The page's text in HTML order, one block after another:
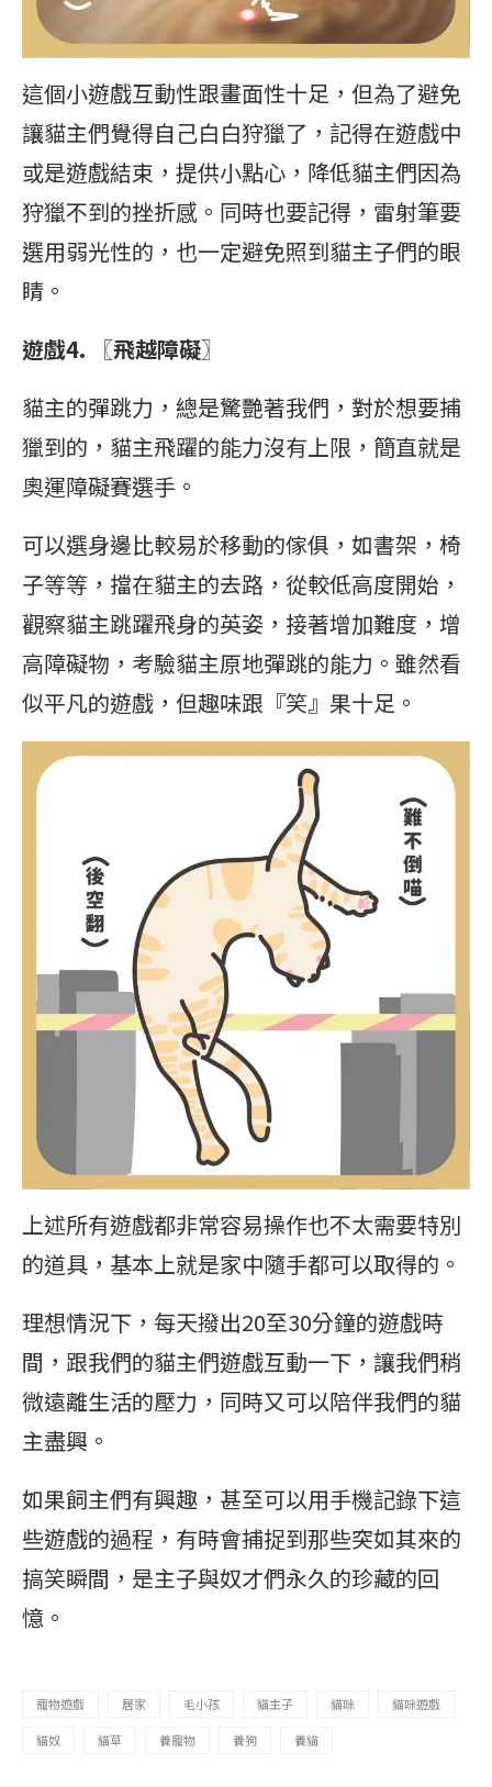
這個小遊戲互動性跟畫面性十足，但為了避免
讓貓主們覺得自己白白狩獵了，記得在遊戲中
或是遊戲結束，提供小點心，降低貓主們因為
狩獵不到的挫折感。同時也要記得，雷射筆要
選用弱光性的，也一定避免照到貓主子們的眼
睛。
遊戲4. 〖飛越障礙〗
貓主的彈跳力，總是驚艷著我們，對於想要捕
獵到的，貓主飛躍的能力沒有上限，簡直就是
奧運障礙賽選手。
可以選身邊比較易於移動的傢俱，如書架，椅
子等等，擋在貓主的去路，從較低高度開始，
觀察貓主跳躍飛身的英姿，接著增加難度，增
高障礙物，考驗貓主原地彈跳的能力。雖然看
似平凡的遊戲，但趣味跟『笑』果十足。
上述所有遊戲都非常容易操作也不太需要特別
的道具，基本上就是家中隨手都可以取得的。
理想情況下，每天撥出20至30分鐘的遊戲時
間，跟我們的貓主們遊戲互動一下，讓我們稍
微遠離生活的壓力，同時又可以陪伴我們的貓
主盡興。
如果飼主們有興趣，甚至可以用手機記錄下這
些遊戲的過程，有時會捕捉到那些突如其來的
搞笑瞬間，是主子與奴才們永久的珍藏的回
憶。
寵物遊戲 居家 毛小孩 貓主子 貓咪 貓咪遊戲
貓奴 貓草 養寵物 養狗 養貓